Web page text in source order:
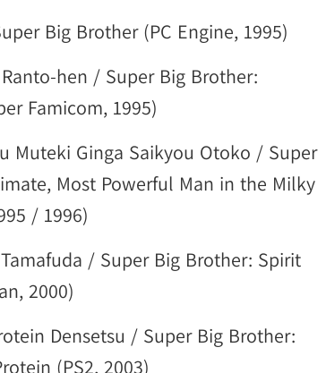
Big Brother (PC Engine, 1995)
hen / Super Big Brother:
Famicom, 1995)
Muteki Ginga Saikyou Otoko / Super
Most Powerful Man in the Milky
/ 1996)
/ Super Big Brother: Spirit
2000)
Densetsu / Super Big Brother:
(PS2, 2003)